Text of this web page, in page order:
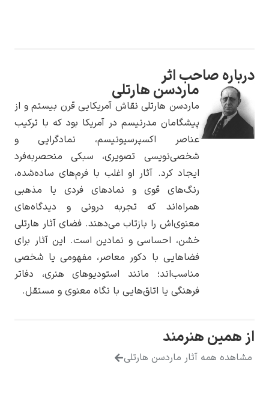
پل سزان
یوهانس فرمیر
پرفروش‌ترین
تابلوها
صاحب اثر
ماردسن هارتلی
ماردسن هارتلی نقاش آمریکایی قرن بیستم و از
پیشگامان مدرنیسم در آمریکا بود که با ترکیب
عناصر اکسپرسیونیسم، نمادگرایی و
شخصی‌نویسی تصویری، سبکی منحصربه‌فرد
ایجاد کرد. آثار او اغلب با فرم‌های ساده‌شده،
رنگ‌های قوی و نمادهای فردی یا مذهبی
همراه‌اند که تجربه درونی و دیدگاه‌های
معنوی‌اش را بازتاب می‌دهند. فضای آثار هارتلی
خشن، احساسی و نمادین است. این آثار برای
فضاهایی با دکور معاصر، مفهومی یا شخصی
مناسب‌اند؛ مانند استودیوهای هنری، دفاتر
فرهنگی یا اتاق‌هایی با نگاه معنوی و مستقل.
همین هنرمند
همه آثار ماردسن هارتلی